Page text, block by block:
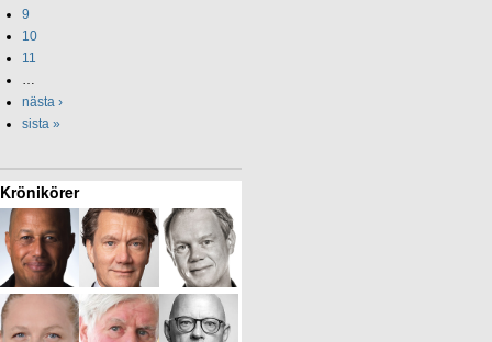
9
10
11
nästa ›
sista »
Krönikörer